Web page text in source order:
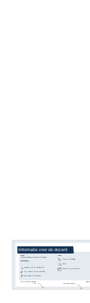
Informatie voor de docent
Vooraf
Verdeel de leerlingen in groepjes van 3/4 leerlingen.
Benodigdheden
Iconen
Zet het vinkje 'toon bij leerling'
aan
Toon notities bij elke dia
download en print het werkblad op A3
Vergroot een afbeelding
Klik hier
Hotspot met meer informatie
stift, potlood of pen voor elke leerling
leeg vel papier voor elke leerling